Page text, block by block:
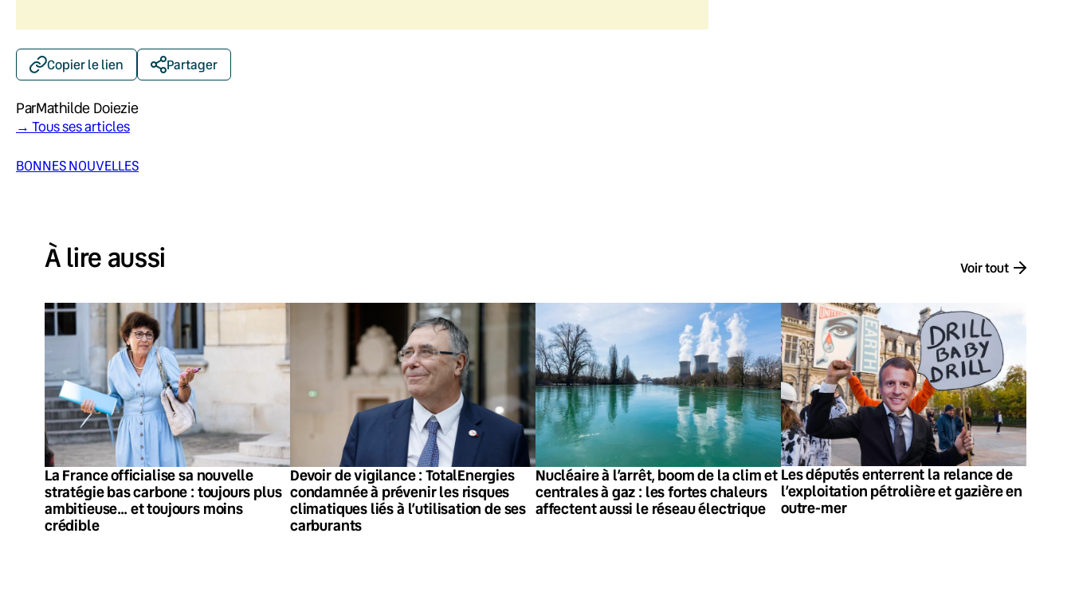
Copier le lien Partager
ParMathilde Doiezie
→ Tous ses articles
BONNES NOUVELLES
À lire aussi Voir tout
La France officialise sa nouvelle
stratégie bas carbone : toujours plus
ambitieuse… et toujours moins
crédible
Devoir de vigilance : TotalEnergies
condamnée à prévenir les risques
climatiques liés à l’utilisation de ses
carburants
Nucléaire à l’arrêt, boom de la clim et
centrales à gaz : les fortes chaleurs
affectent aussi le réseau électrique
Les députés enterrent la relance de
l’exploitation pétrolière et gazière en
outre-mer